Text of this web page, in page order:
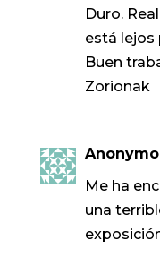
Duro.
está lejos
Buen
Zorionak
Me ha
una